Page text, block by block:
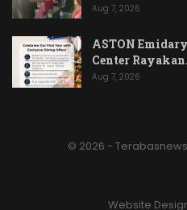
Aug 7, 2026
ASTON
Center
Aug 7, 2026
© 2026 -
Website